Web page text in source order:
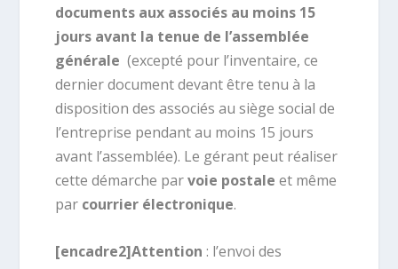
documents aux associés au moins 15
jours avant la tenue de l’assemblée
générale (excepté pour l’inventaire, ce
dernier document devant être tenu à la
disposition des associés au siège social de
l’entreprise pendant au moins 15 jours
avant l’assemblée). Le gérant peut réaliser
cette démarche parvoie postale et même
par courrier électronique.
[encadre2]Attention : l’envoi des